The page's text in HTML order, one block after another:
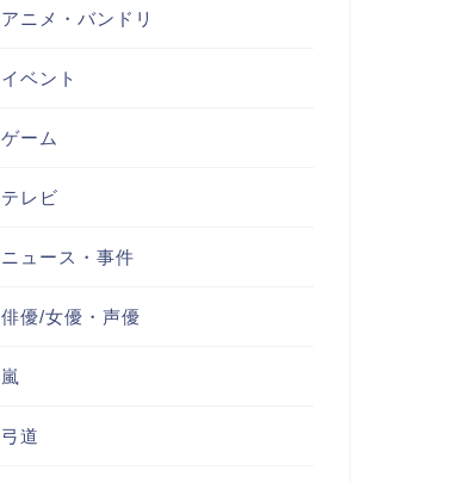
アニメ・バンドリ
イベント
ゲーム
テレビ
ニュース・事件
俳優/女優・声優
嵐
弓道